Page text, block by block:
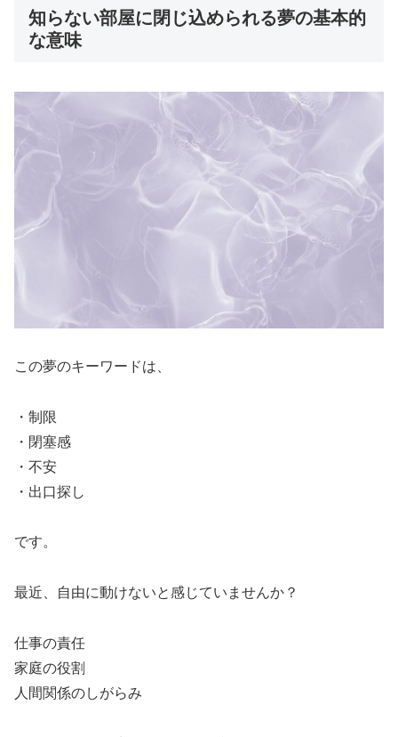
知らない部屋に閉じ込められる夢の基本的
な意味
この夢のキーワードは、
・制限
・閉塞感
・不安
・出口探し
です。
最近、自由に動けないと感じていませんか？
仕事の責任
家庭の役割
人間関係のしがらみ